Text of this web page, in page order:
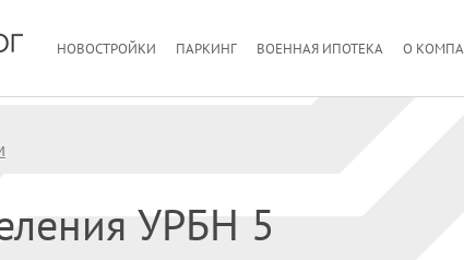
НОВОСТРОЙКИ ПАРКИНГ ВОЕННАЯ ИПОТЕКА О
УРБН 5